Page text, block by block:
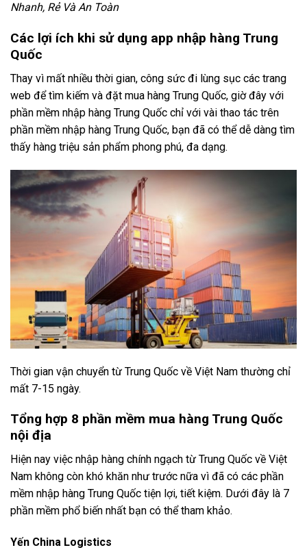
Nhanh, Rẻ Và An Toàn
Các lợi ích khi sử dụng app nhập hàng Trung
Quốc
Thay vì mất nhiều thời gian, công sức đi lùng sục các trang
web để tìm kiếm và đặt mua hàng Trung Quốc, giờ đây với
phần mềm nhập hàng Trung Quốc chỉ với vài thao tác trên
phần mềm nhập hàng Trung Quốc, bạn đã có thể dễ dàng tìm
thấy hàng triệu sản phẩm phong phú, đa dạng.
Thời gian vận chuyển từ Trung Quốc về Việt Nam thường chỉ
mất 7-15 ngày.
Tổng hợp 8 phần mềm mua hàng Trung Quốc
nội địa
Hiện nay việc nhập hàng chính ngạch từ Trung Quốc về Việt
Nam không còn khó khăn như trước nữa vì đã có các phần
mềm nhập hàng Trung Quốc tiện lợi, tiết kiệm. Dưới đây là 7
phần mềm phổ biến nhất bạn có thể tham khảo.
Yến China Logistics